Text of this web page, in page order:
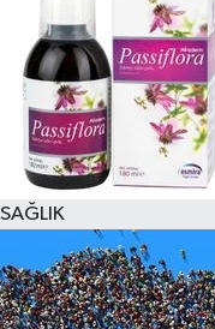
SAĞLIK